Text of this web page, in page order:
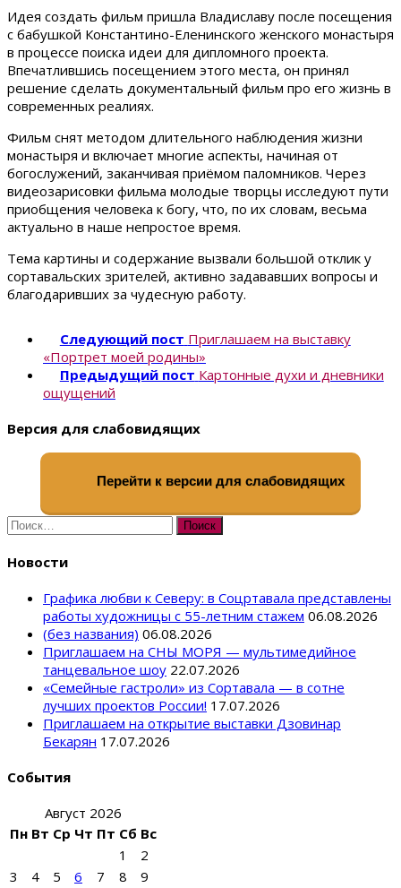
Идея создать фильм пришла Владиславу после посещения
с бабушкой Константино-Еленинского женского монастыря
в процессе поиска идеи для дипломного проекта.
Впечатлившись посещением этого места, он принял
решение сделать документальный фильм про его жизнь в
современных реалиях.
Фильм снят методом длительного наблюдения жизни
монастыря и включает многие аспекты, начиная от
богослужений, заканчивая приёмом паломников. Через
видеозарисовки фильма молодые творцы исследуют пути
приобщения человека к богу, что, по их словам, весьма
актуально в наше непростое время.
Тема картины и содержание вызвали большой отклик у
сортавальских зрителей, активно задававших вопросы и
благодаривших за чудесную работу.
Следующий пост Приглашаем на выставку
«Портрет моей родины»
Предыдущий пост Картонные духи и дневники
ощущений
Версия для слабовидящих
Перейти к версии для слабовидящих
Найти:
Новости
Графика любви к Северу: в Соцртавала представлены
работы художницы с 55-летним стажем 06.08.2026
(без названия) 06.08.2026
Приглашаем на СНЫ МОРЯ — мультимедийное
танцевальное шоу 22.07.2026
«Семейные гастроли» из Сортавала — в сотне
лучших проектов России! 17.07.2026
Приглашаем на открытие выставки Дзовинар
Бекарян 17.07.2026
События
Август 2026
Пн Вт Ср Чт Пт Сб Вс
1
2
3
4 5 6 7 8 9